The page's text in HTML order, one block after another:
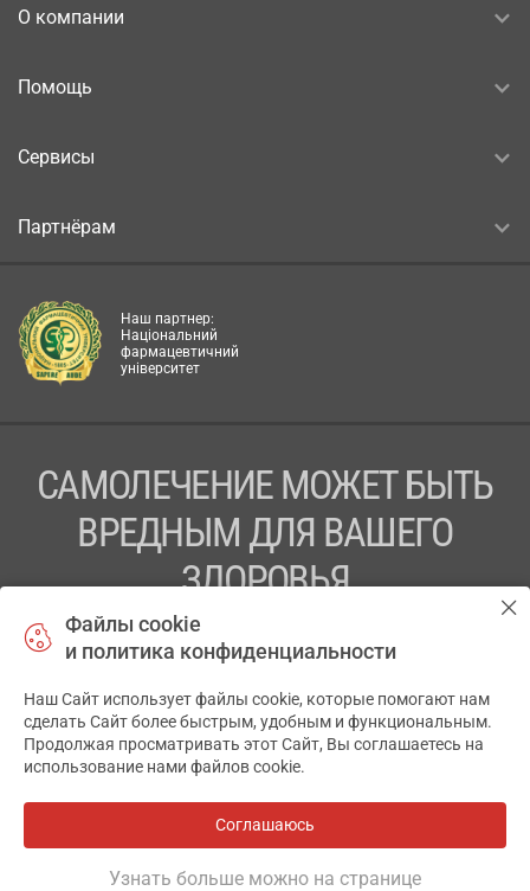
О компании
Помощь
Сервисы
Партнёрам
Наш партнер:
Національний
фармацевтичний
університет
САМОЛЕЧЕНИЕ МОЖЕТ БЫТЬ
ВРЕДНЫМ ДЛЯ ВАШЕГО
ЗДОРОВЬЯ
ПЕРЕД ПРИМЕНЕНИЕМ ПРЕПАРАТА
ПРОКОНСУЛЬТИРУЙТЕСЬ С ВРАЧОМ
ТОВ «АПТЕКА 911.ЮА» Код ЄДРПОУ 43631965.
Отказ от ответственности
АПТЕКА911.ЮА
Файлы cookie
и политика конфиденциальности
Наш Сайт использует файлы cookie, которые помогают нам
сделать Сайт более быстрым, удобным и функциональным.
Продолжая просматривать этот Сайт, Вы соглашаетесь на
использование нами файлов cookie.
Соглашаюсь
Узнать больше можно на странице
✕